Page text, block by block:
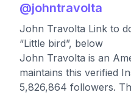
@johntravolta
John Travolta Link to
“Little bird”, below
John Travolta is an
maintains this verified
5,826,864 followers.